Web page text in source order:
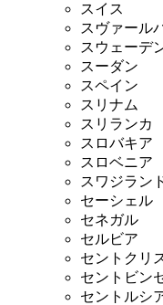
スイス
スヴァール
スウェーデ
スーダン
スペイン
スリナム
スリランカ
スロバキア
スロベニア
スワジラン
セーシェル
セネガル
セルビア
セントクリ
セントビン
セントルシ